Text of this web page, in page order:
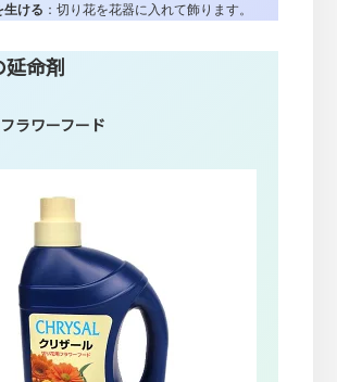
生ける ：切り花を花器に入れて飾ります。
延命剤
ラワーフード